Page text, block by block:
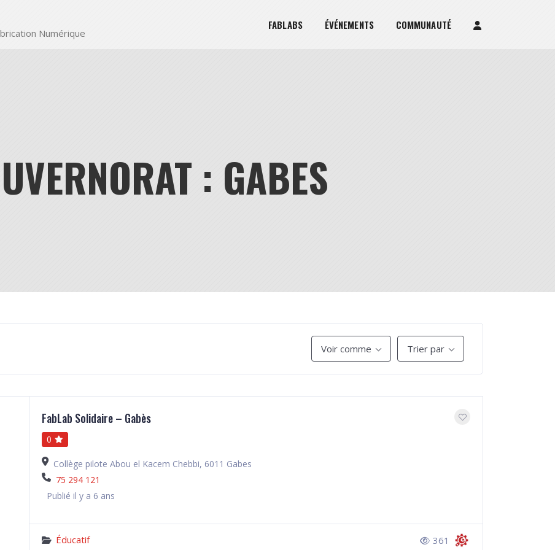
Numérique
FABLABS ÉVÉNEMENTS COMMUNAUTÉ
: GABES
Voir comme Trier par
FabLab Solidaire – Gabès
0
Collège pilote Abou el Kacem Chebbi, 6011 Gabes
75 294 121
Publié il y a 6 ans
Éducatif 361